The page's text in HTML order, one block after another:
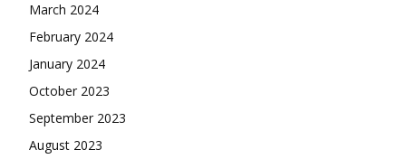
March 2024
February 2024
January 2024
October 2023
September 2023
August 2023